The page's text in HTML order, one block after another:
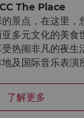
尽显缤纷活力。
享受欢乐时光的
乐天广场
游客的喜爱，尤
亚街头美食，一
金河广场
The Place
景点，在这里，
多元文化的美食
热闹非凡的夜生
及国际音乐表演
乐团音乐厅（
发现中心®、
了解更多